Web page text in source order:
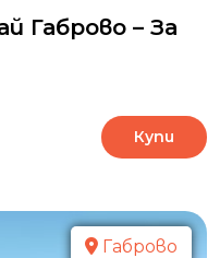
Габрово – За
Купи
Габрово